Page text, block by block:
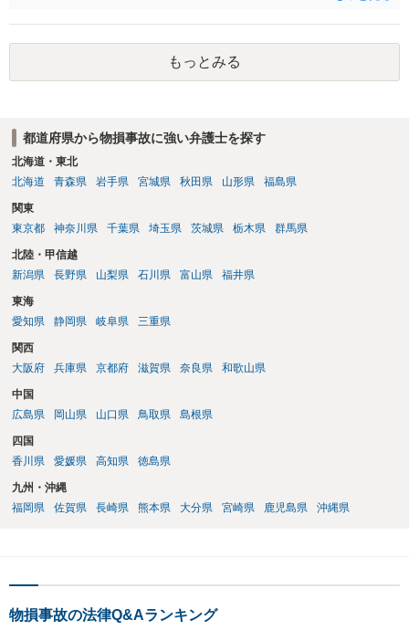
もっとみる
都道府県から物損事故に強い弁護士を探す
北海道・東北
北海道
青森県 岩手県 宮城県 秋田県 山形県 福島県
関東
東京都
神奈川県 千葉県 埼玉県 茨城県 栃木県 群馬県
北陸・甲信越
新潟県
長野県 山梨県 石川県 富山県 福井県
東海
愛知県
静岡県 岐阜県 三重県
関西
大阪府
兵庫県 京都府 滋賀県 奈良県 和歌山県
中国
広島県
岡山県 山口県 鳥取県 島根県
四国
香川県
愛媛県 高知県 徳島県
九州・沖縄
福岡県
佐賀県 長崎県 熊本県 大分県 宮崎県 鹿児島県 沖縄県
物損事故の法律Q&Aランキング